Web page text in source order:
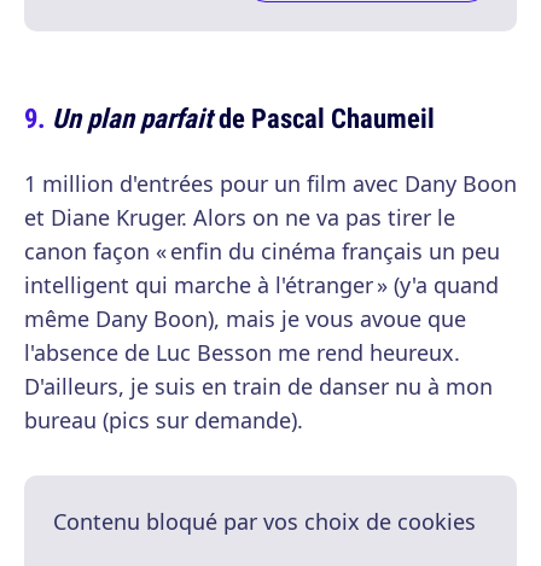
Un plan parfaitde Pascal Chaumeil
1 million d'entrées pour un film avec Dany Boon
et Diane Kruger. Alors on ne va pas tirer le
canon façon « enfin du cinéma français un peu
intelligent qui marche à l'étranger » (y'a quand
même Dany Boon), mais je vous avoue que
l'absence de Luc Besson me rend heureux.
D'ailleurs, je suis en train de danser nu à mon
bureau (pics sur demande).
Contenu bloqué par vos choix de cookies